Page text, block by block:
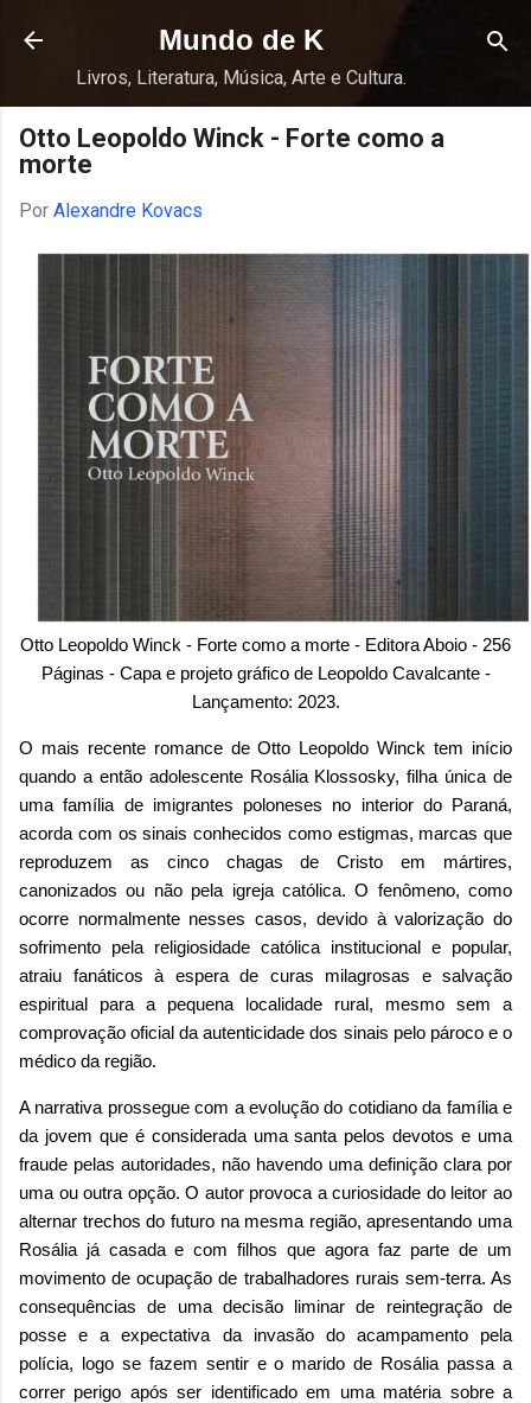
Pular para o conteúdo principal
Mundo de K
Livros, Literatura, Música, Arte e Cultura.
Otto Leopoldo Winck - Forte como a
morte
Por Alexandre Kovacs
Otto Leopoldo Winck - Forte como a morte - Editora Aboio - 256
Páginas - Capa e projeto gráfico de Leopoldo Cavalcante -
Lançamento: 2023.
O mais recente romance de Otto Leopoldo Winck tem início
quando a então adolescente Rosália Klossosky, filha única de
uma família de imigrantes poloneses no interior do Paraná,
acorda com os sinais conhecidos como estigmas, marcas que
reproduzem as cinco chagas de Cristo em mártires,
canonizados ou não pela igreja católica. O fenômeno, como
ocorre normalmente nesses casos, devido à valorização do
sofrimento pela religiosidade católica institucional e popular,
atraiu fanáticos à espera de curas milagrosas e salvação
espiritual para a pequena localidade rural, mesmo sem a
comprovação oficial da autenticidade dos sinais pelo pároco e o
médico da região.
A narrativa prossegue com a evolução do cotidiano da família e
da jovem que é considerada uma santa pelos devotos e uma
fraude pelas autoridades, não havendo uma definição clara por
uma ou outra opção. O autor provoca a curiosidade do leitor ao
alternar trechos do futuro na mesma região, apresentando uma
Rosália já casada e com filhos que agora faz parte de um
movimento de ocupação de trabalhadores rurais sem-terra. As
consequências de uma decisão liminar de reintegração de
posse e a expectativa da invasão do acampamento pela
polícia, logo se fazem sentir e o marido de Rosália passa a
correr perigo após ser identificado em uma matéria sobre a